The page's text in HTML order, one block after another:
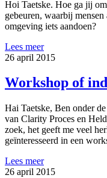
Hoi Taetske. Hoe ga jij
gebeuren, waarbij
omgeving iets aandoen?
Lees meer
26 april 2015
Workshop of
Hai Taetske, Ben onder
van Clarity Proces en
zoek, het geeft me veel
geïnteresseerd in een
Lees meer
26 april 2015